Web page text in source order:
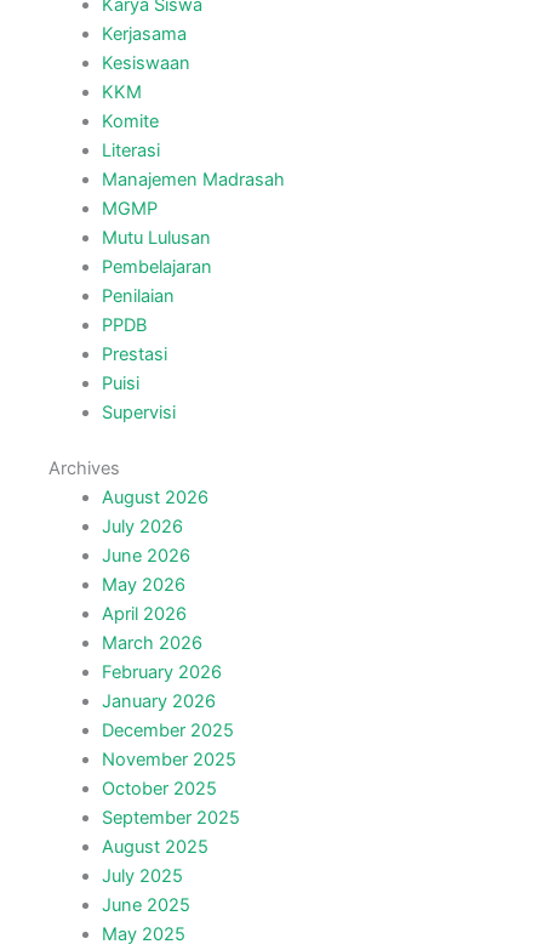
Karya Siswa
Kerjasama
Kesiswaan
KKM
Komite
Literasi
Manajemen Madrasah
MGMP
Mutu Lulusan
Pembelajaran
Penilaian
PPDB
Prestasi
Puisi
Supervisi
Archives
August 2026
July 2026
June 2026
May 2026
April 2026
March 2026
February 2026
January 2026
December 2025
November 2025
October 2025
September 2025
August 2025
July 2025
June 2025
May 2025